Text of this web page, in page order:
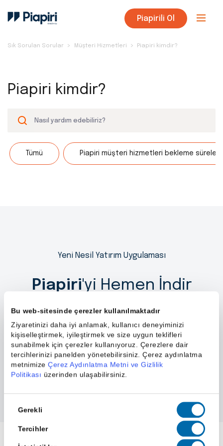
Bu web-sitesinde çerezler kullanılmaktadır
Ziyaretinizi daha iyi anlamak, kullanıcı deneyiminizi
kişiselleştirmek, iyileştirmek ve size uygun teklifleri
sunabilmek için çerezler kullanıyoruz. Çerezlere dair
tercihlerinizi panelden yönetebilirsiniz. Çerez aydınlatma
metnimize Çerez Aydınlatma Metni ve Gizlilik
Politikası üzerinden ulaşabilirsiniz.
Seçimi
Gerekli
Tercihler
Piapirili Ol
Sık Sorulan Sorular Müşteri Hizmetleri Piapiri kimdir?
Piapiri kimdir?
Tümü Piapiri müşteri hizmetleri bekleme süreleri
Yeni Nesil Yatırım Uygulaması
Piapiri'yi Hemen İndir